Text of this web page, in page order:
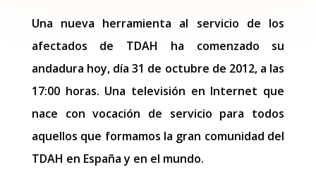
Una nueva herramienta al servicio de los
afectados de TDAH ha comenzado su
andadura hoy, día 31 de octubre de 2012, a las
17:00 horas. Una televisión en Internet que
nace con vocación de servicio para todos
aquellos que formamos la gran comunidad del
TDAH en España y en el mundo.